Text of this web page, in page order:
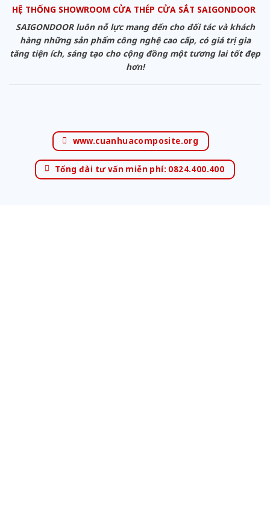
HỆ THỐNG SHOWROOM CỬA THÉP CỬA SẮT SAIGONDOOR
SAIGONDOOR luôn nỗ lực mang đến cho đối tác và khách
hàng những sản phẩm công nghệ cao cấp, có giá trị gia
tăng tiện ích, sáng tạo cho cộng đồng một tương lai tốt đẹp
hơn!
www.cuanhuacomposite.org
Tổng đài tư vấn miễn phí: 0824.400.400